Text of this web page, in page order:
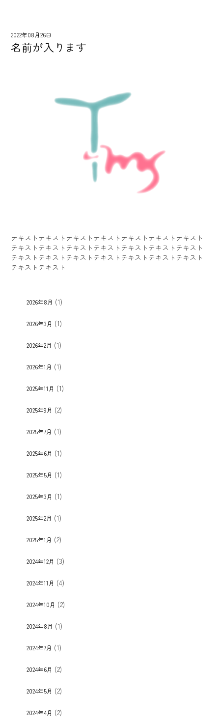
2022年08月26日
名前が入ります
テキストテキストテキストテキストテキストテキストテキスト
テキストテキストテキストテキストテキストテキストテキスト
テキストテキストテキストテキストテキストテキストテキスト
テキストテキスト
2026年8月 (1)
2026年3月 (1)
2026年2月 (1)
2026年1月 (1)
2025年11月 (1)
2025年9月 (2)
2025年7月 (1)
2025年6月 (1)
2025年5月 (1)
2025年3月 (1)
2025年2月 (1)
2025年1月 (2)
2024年12月 (3)
2024年11月 (4)
2024年10月 (2)
2024年8月 (1)
2024年7月 (1)
2024年6月 (2)
2024年5月 (2)
2024年4月 (2)